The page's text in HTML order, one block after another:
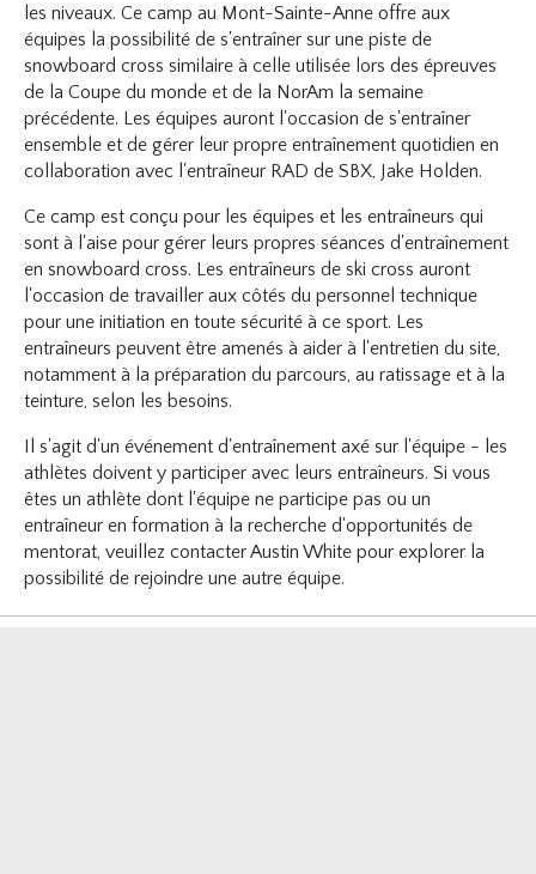
les niveaux. Ce camp au Mont-Sainte-Anne offre aux
équipes la possibilité de s'entraîner sur une piste de
snowboard cross similaire à celle utilisée lors des épreuves
de la Coupe du monde et de la NorAm la semaine
précédente. Les équipes auront l'occasion de s'entraîner
ensemble et de gérer leur propre entraînement quotidien en
collaboration avec l'entraîneur RAD de SBX, Jake Holden.
Ce camp est conçu pour les équipes et les entraîneurs qui
sont à l'aise pour gérer leurs propres séances d'entraînement
en snowboard cross. Les entraîneurs de ski cross auront
l'occasion de travailler aux côtés du personnel technique
pour une initiation en toute sécurité à ce sport. Les
entraîneurs peuvent être amenés à aider à l'entretien du site,
notamment à la préparation du parcours, au ratissage et à la
teinture, selon les besoins.
Il s'agit d'un événement d'entraînement axé sur l'équipe - les
athlètes doivent y participer avec leurs entraîneurs. Si vous
êtes un athlète dont l'équipe ne participe pas ou un
entraîneur en formation à la recherche d'opportunités de
mentorat, veuillez contacter Austin White pour explorer la
possibilité de rejoindre une autre équipe.